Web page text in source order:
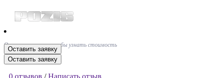
Оставьте заявку, чтобы узнать стоимость
Оставить заявку
Оставить заявку